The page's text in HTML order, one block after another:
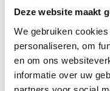
Deze website maakt
We gebruiken
personaliseren, om
en om ons
informatie over uw
partners voor social
2 gemotoriseerde
Inclusief
LED binnenverlichting
Verankeringskit
Altijd toegang,
Dankzij de noodsleutel
openen. Je staat dus